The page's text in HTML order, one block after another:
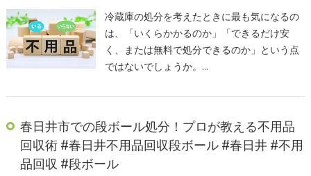
冷蔵庫の処分を考えたときに最も気になるの
は、「いくらかかるのか」「できるだけ安
く、または無料で処分できるのか」という点
ではないでしょうか。…
春日井市での段ボール処分！プロが教える不用品
回収術 #春日井不用品回収段ボール #春日井 #不用
品回収 #段ボール